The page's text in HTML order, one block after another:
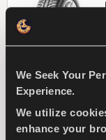
We Seek Your
Experience.
We utilize
enhance your
Aderenza